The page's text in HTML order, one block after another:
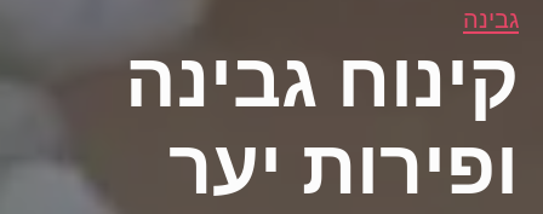
גבינה
קינוח גבינה
ופירות יער